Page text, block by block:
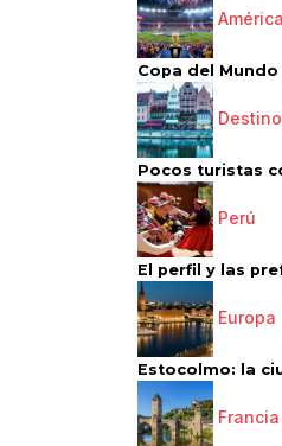
América
Copa del
Pocos turistas
Perú
El perfil y las
Europa
Estocolmo: la
Francia